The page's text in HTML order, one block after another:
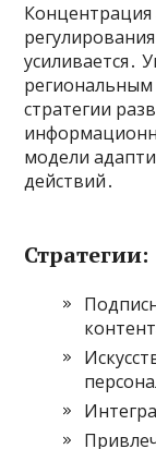
усиливается․
стратегии
модели
действий․
Стратегии: